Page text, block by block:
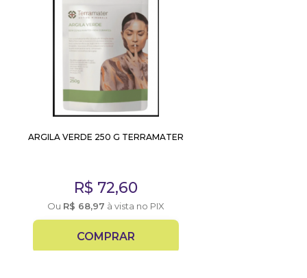
ARGILA VERDE 250 G TERRAMATER
R$ 72,60
Ou R$ 68,97 à vista no PIX
COMPRAR